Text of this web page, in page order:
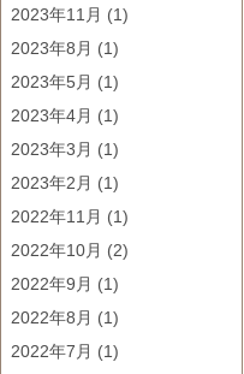
2023年11月 (1)
2023年8月 (1)
2023年5月 (1)
2023年4月 (1)
2023年3月 (1)
2023年2月 (1)
2022年11月 (1)
2022年10月 (2)
2022年9月 (1)
2022年8月 (1)
2022年7月 (1)